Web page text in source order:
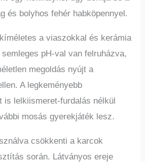
és bolyhos fehér habköpennyel.
a viaszokkal és kerámia
pH-val van felruházva,
megoldás nyújt a
A legkeményebb
is lelkiismeret-furdalás nélkül
mosás gyerekjáték lesz.
csökkenti a karcok
során. Látványos ereje